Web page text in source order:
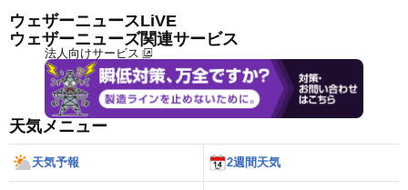
ウェザーニュースLiVE
ウェザーニューズ関連サービス
法人向けサービス
天気メニュー
天気予報 2週間天気